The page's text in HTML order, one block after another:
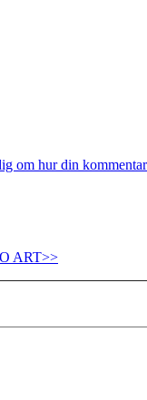
om hur din
ART>>